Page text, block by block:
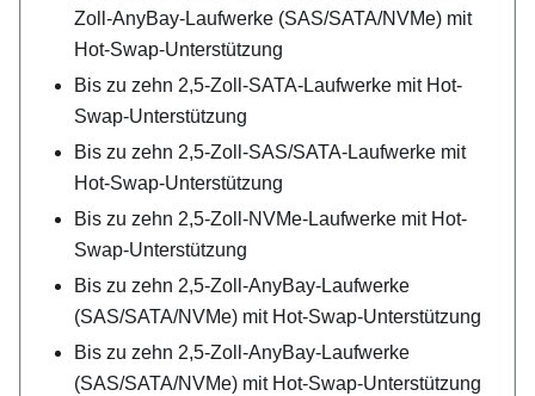
Zoll-AnyBay-Laufwerke (SAS/SATA/NVMe) mit
Hot-Swap-Unterstützung
Bis zu zehn 2,5-Zoll-SATA-Laufwerke mit Hot-
Swap-Unterstützung
Bis zu zehn 2,5-Zoll-SAS/SATA-Laufwerke mit
Hot-Swap-Unterstützung
Bis zu zehn 2,5-Zoll-NVMe-Laufwerke mit Hot-
Swap-Unterstützung
Bis zu zehn 2,5-Zoll-AnyBay-Laufwerke
(SAS/SATA/NVMe) mit Hot-Swap-Unterstützung
Bis zu zehn 2,5-Zoll-AnyBay-Laufwerke
(SAS/SATA/NVMe) mit Hot-Swap-Unterstützung